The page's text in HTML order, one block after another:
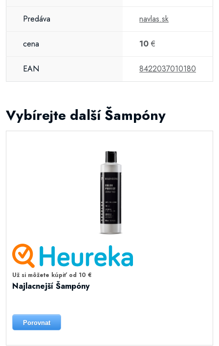
Predáva navlas.sk
cena 10 €
EAN 8422037010180
Vybírejte další Šampóny
Už si môžete kúpiť od 10 €
Najlacnejší Šampóny
Porovnat